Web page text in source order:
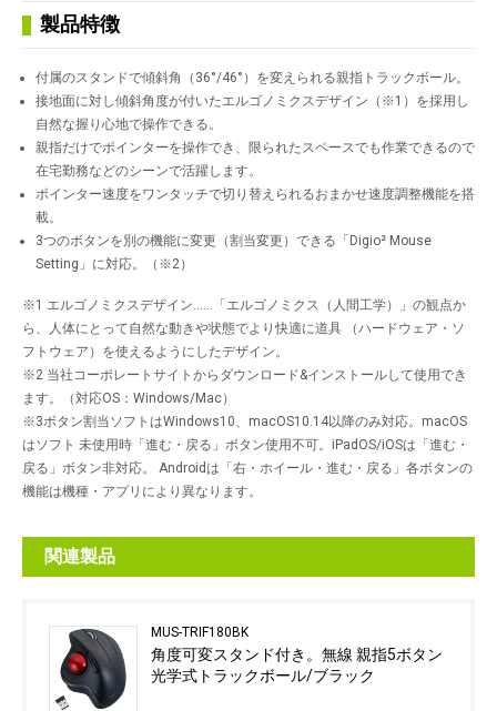
製品特徴
付属のスタンドで傾斜角（36°/46°）を変えられる親指トラックボール。
接地面に対し傾斜角度が付いたエルゴノミクスデザイン（※1）を採用し
自然な握り心地で操作できる。
親指だけでポインターを操作でき、限られたスペースでも作業できるので
在宅勤務などのシーンで活躍します。
ポインター速度をワンタッチで切り替えられるおまかせ速度調整機能を搭
載。
3つのボタンを別の機能に変更（割当変更）できる「Digio² Mouse
Setting」に対応。（※2）
※1 エルゴノミクスデザイン……「エルゴノミクス（人間工学）」の観点か
ら、人体にとって自然な動きや状態でより快適に道具 （ハードウェア・ソ
フトウェア）を使えるようにしたデザイン。
※2 当社コーポレートサイトからダウンロード&インストールして使用でき
ます。（対応OS：Windows/Mac）
※3ボタン割当ソフトはWindows10、macOS10.14以降のみ対応。macOS
はソフト 未使用時「進む・戻る」ボタン使用不可。iPadOS/iOSは「進む・
戻る」ボタン非対応。 Androidは「右・ホイール・進む・戻る」各ボタンの
機能は機種・アプリにより異なります。
関連製品
MUS-TRIF180BK
角度可変スタンド付き。無線 親指5ボタン
光学式トラックボール/ブラック